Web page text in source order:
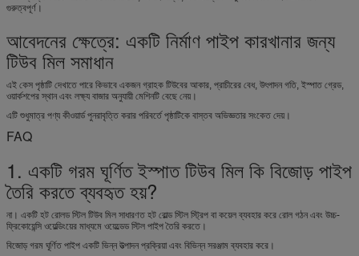
গুরুত্বপূর্ণ।
আবেদনের ক্ষেত্রে: একটি নির্মাণ পাইপ কারখানার জন্য
টিউব মিল সমাধান
এই কেস পৃষ্ঠাটি দেখাতে পারে কিভাবে একজন গ্রাহক টিউবের আকার, প্রাচীরের বেধ, উৎপাদন গতি, ইস্পাত গ্রেড,
ওয়ার্কশপের স্থান এবং লক্ষ্য বাজার অনুযায়ী মেশিনটি বেছে নেয়।
এটি শুধুমাত্র পণ্য কীওয়ার্ড পুনরাবৃত্তি করার পরিবর্তে পৃষ্ঠাটিকে বাস্তব অভিজ্ঞতার সংকেত দেয়।
FAQ
1. একটি গরম ঘূর্ণিত ইস্পাত টিউব মিল কি বিজোড় পাইপ
তৈরি করতে ব্যবহৃত হয়?
না। একটি হট রোলড স্টিল টিউব মিল সাধারণত হট রোল্ড স্টিল স্ট্রিপ বা কয়েল ব্যবহার করে রোল গঠন এবং উচ্চ-
ফ্রিকোয়েন্সি ওয়েল্ডিংয়ের মাধ্যমে ওয়েল্ডেড স্টিল পাইপ তৈরি করতে।
বিজোড় গরম ঘূর্ণিত পাইপ একটি ভিন্ন উত্পাদন প্রক্রিয়া এবং বিভিন্ন সরঞ্জাম ব্যবহার করে।